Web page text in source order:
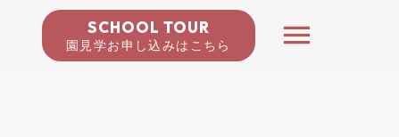
SCHOOL TOUR
園見学お申し込みはこちら menu